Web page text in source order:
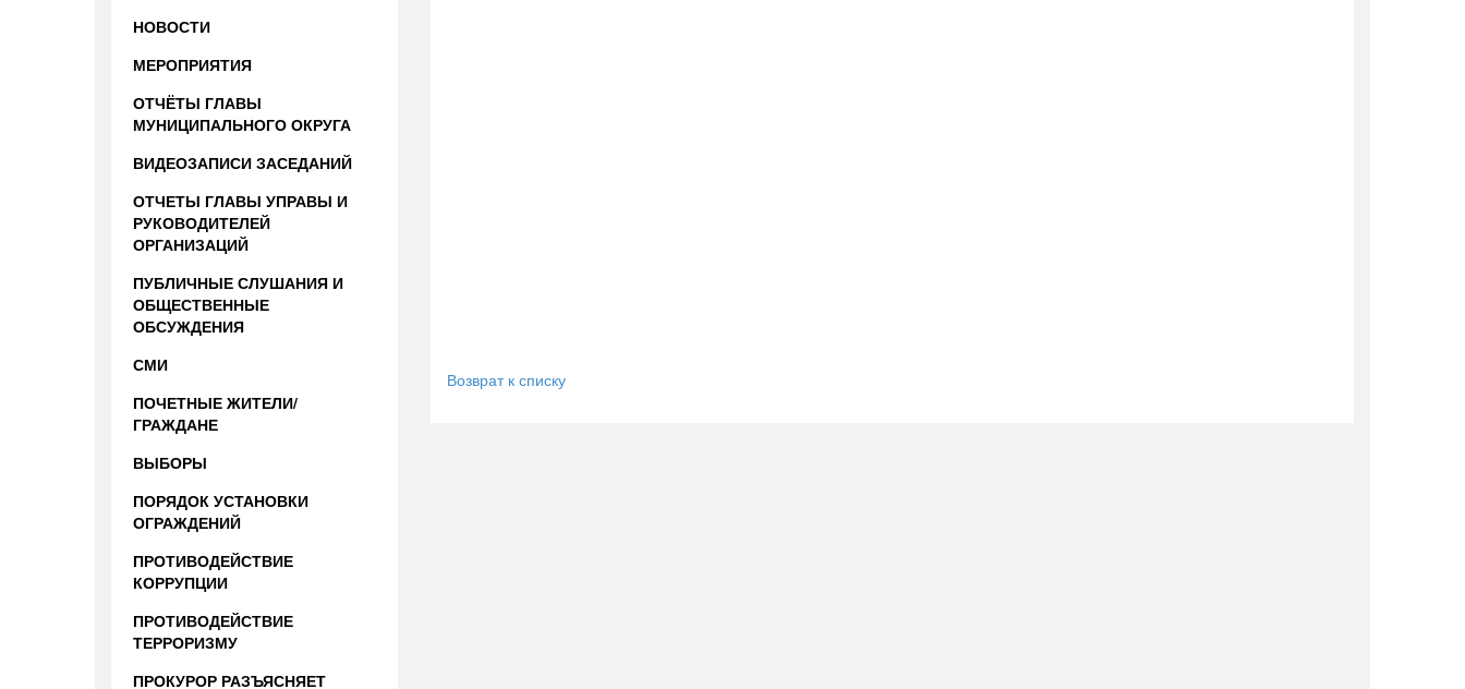
НОВОСТИ
МЕРОПРИЯТИЯ
ОТЧЁТЫ ГЛАВЫ
МУНИЦИПАЛЬНОГО ОКРУГА
ВИДЕОЗАПИСИ ЗАСЕДАНИЙ
ОТЧЕТЫ ГЛАВЫ УПРАВЫ И
РУКОВОДИТЕЛЕЙ
ОРГАНИЗАЦИЙ
ПУБЛИЧНЫЕ СЛУШАНИЯ И
ОБЩЕСТВЕННЫЕ
ОБСУЖДЕНИЯ
СМИ
ПОЧЕТНЫЕ ЖИТЕЛИ/
ГРАЖДАНЕ
ВЫБОРЫ
ПОРЯДОК УСТАНОВКИ
ОГРАЖДЕНИЙ
ПРОТИВОДЕЙСТВИЕ
КОРРУПЦИИ
ПРОТИВОДЕЙСТВИЕ
ТЕРРОРИЗМУ
ПРОКУРОР РАЗЪЯСНЯЕТ
Возврат к списку